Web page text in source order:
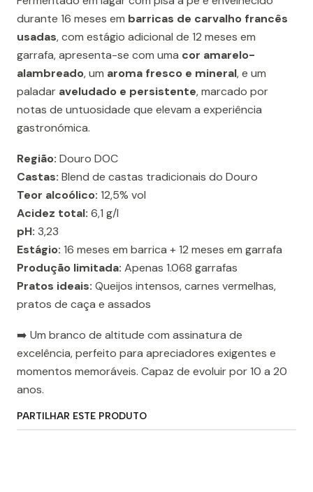
durante 16 meses em barricas de carvalho francês
usadas, com estágio adicional de 12 meses em
garrafa, apresenta-se com uma cor amarelo-
alambreado, um aroma fresco e mineral, e um
paladar aveludado e persistente, marcado por
notas de untuosidade que elevam a experiência
gastronómica.
Região: Douro DOC
Castas: Blend de castas tradicionais do Douro
Teor alcoólico: 12,5% vol
Acidez total: 6,1 g/l
pH: 3,23
Estágio: 16 meses em barrica + 12 meses em garrafa
Produção limitada: Apenas 1.068 garrafas
Pratos ideais: Queijos intensos, carnes vermelhas,
pratos de caça e assados
➡️ Um branco de altitude com assinatura de
excelência, perfeito para apreciadores exigentes e
momentos memoráveis. Capaz de evoluir por 10 a 20
anos.
PARTILHAR ESTE PRODUTO